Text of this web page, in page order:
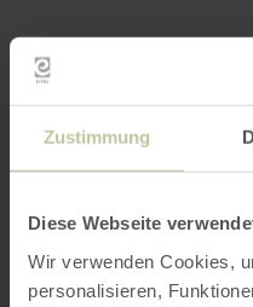
Zustimmung
Diese Webseite
Wir verwenden Cookies,
personalisieren,